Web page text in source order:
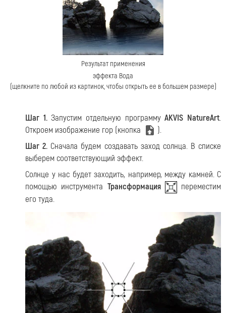
Результат применения
эффекта Вода
(щелкните по любой из картинок, чтобы открыть ее в большем размере)
Шаг 1.Запустим отдельную программуAKVIS NatureArt.
Откроем изображение гор (кнопка
).
Шаг 2. Сначала будем создавать заход солнца. В списке
выберем соответствующий эффект.
Солнце у нас будет заходить, например, между камней. С
помощью инструмента Трансформация
переместим
его туда.